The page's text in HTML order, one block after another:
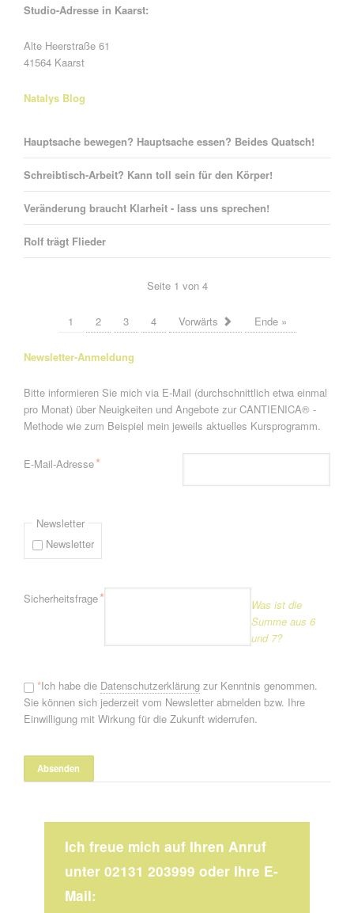
Studio-Adresse in Kaarst:
Alte Heerstraße 61
41564 Kaarst
Natalys Blog
Hauptsache bewegen? Hauptsache essen? Beides Quatsch!
Schreibtisch-Arbeit? Kann toll sein für den Körper!
Veränderung braucht Klarheit - lass uns sprechen!
Rolf trägt Flieder
Seite 1 von 4
1 2 3 4 Vorwärts Ende »
Newsletter-Anmeldung
Bitte informieren Sie mich via E-Mail (durchschnittlich etwa einmal
pro Monat) über Neuigkeiten und Angebote zur CANTIENICA® -
Methode wie zum Beispiel mein jeweils aktuelles Kursprogramm.
Pflichtfeld
E-Mail-Adresse*
Newsletter
Newsletter
Pflichtfeld
Sicherheitsfrage*
Was ist die
Summe aus 6
und 7?
*Ich habe die Datenschutzerklärungzur Kenntnis genommen.
Sie können sich jederzeit vom Newsletter abmelden bzw. Ihre
Einwilligung mit Wirkung für die Zukunft widerrufen.
Ich freue mich auf Ihren Anruf
unter 02131 203999 oder Ihre E-
Mail: